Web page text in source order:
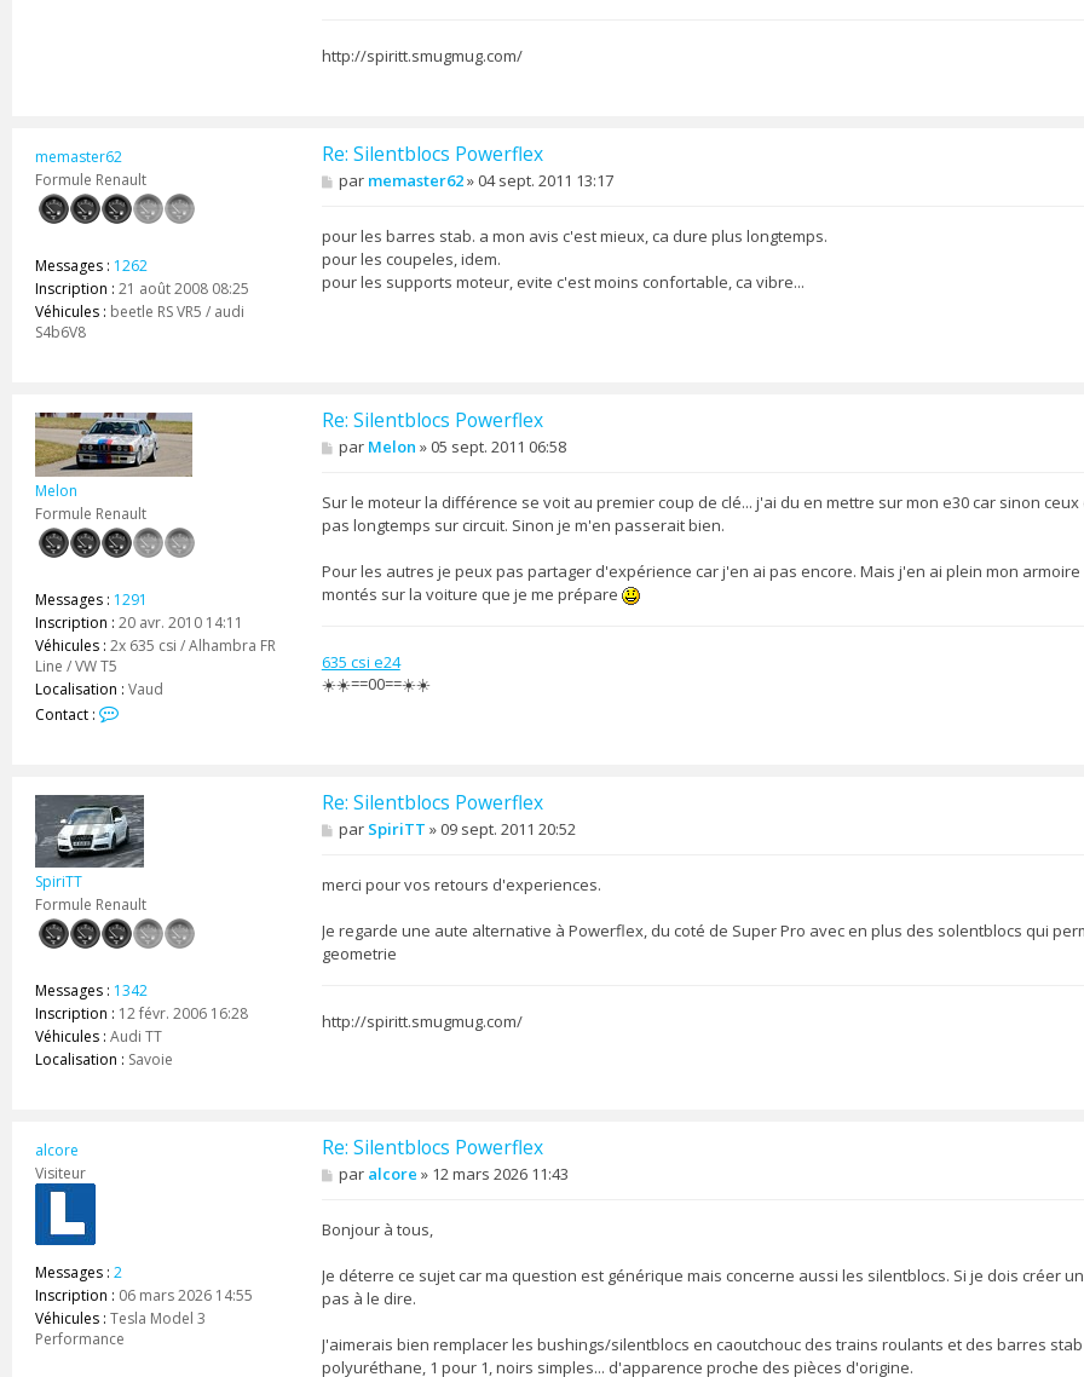
http://spiritt.smugmug.com/
memaster62
Formule Renault
Messages : 1262
Inscription : 21 août 2008 08:25
Véhicules : beetle RS VR5 / audi
S4b6V8
Re: Silentblocs Powerflex
M
e
s
a
g
e
par memaster62»04 sept. 2011 13:17
pour les barres stab. a mon avis c'est mieux, ca dure plus longtemps.
pour les coupeles, idem.
pour les supports moteur, evite c'est moins confortable, ca vibre...
Melon
Formule Renault
Messages : 1291
Inscription : 20 avr. 2010 14:11
Véhicules : 2x 635 csi / Alhambra FR
Line / VW T5
Localisation : Vaud
Contact :
a
c
t
e
e
l
Re: Silentblocs Powerflex
M
e
s
a
g
par Melon »05 sept. 2011 06:58
Sur le moteur la différence se voit au premier coup de clé... j'ai du en mettre sur mon e30 car sinon
pas longtemps sur circuit. Sinon je m'en passerait bien.
Pour les autres je peux pas partager d'expérience car j'en ai pas encore. Mais j'en ai plein mon
montés sur la voiture que je me prépare
635 csi e24
☀️☀️==00==☀️☀️
SpiriTT
Formule Renault
Messages : 1342
Inscription : 12 févr. 2006 16:28
Véhicules : Audi TT
Localisation : Savoie
Re: Silentblocs Powerflex
M
e
s
e
par SpiriTT »09 sept. 2011 20:52
merci pour vos retours d'experiences.
Je regarde une aute alternative à Powerflex, du coté de Super Pro avec en plus des solentblocs qui
geometrie
http://spiritt.smugmug.com/
alcore
Visiteur
Messages : 2
Inscription : 06 mars 2026 14:55
Véhicules : Tesla Model 3
Performance
Re: Silentblocs Powerflex
M
e
s
e
par alcore » 12 mars 2026 11:43
Bonjour à tous,
Je déterre ce sujet car ma question est générique mais concerne aussi les silentblocs. Si je dois créer
pas à le dire.
J'aimerais bien remplacer les bushings/silentblocs en caoutchouc des trains roulants et des barres
polyuréthane, 1 pour 1, noirs simples... d'apparence proche des pièces d'origine.